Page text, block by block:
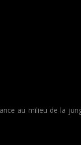
au milieu de la